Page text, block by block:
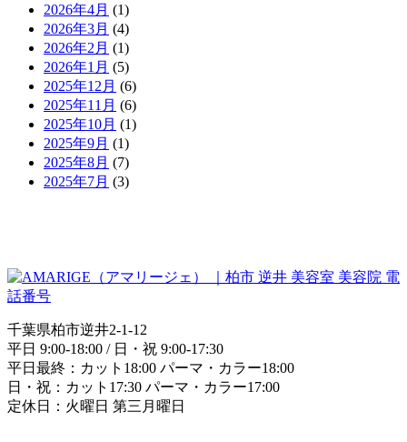
2026年4月 (1)
2026年3月 (4)
2026年2月 (1)
2026年1月 (5)
2025年12月 (6)
2025年11月 (6)
2025年10月 (1)
2025年9月 (1)
2025年8月 (7)
2025年7月 (3)
千葉県柏市逆井2-1-12
平日 9:00-18:00 / 日・祝 9:00-17:30
平日最終：カット18:00 パーマ・カラー18:00
日・祝：カット17:30 パーマ・カラー17:00
定休日：火曜日 第三月曜日